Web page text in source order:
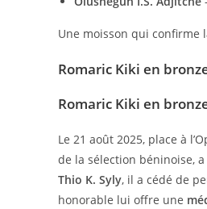
Une moisson qui confirme
Romaric Kiki en
Romaric Kiki en
Le 21 août 2025, place à
de la sélection béninoise,
Thio K. Syly, il a cédé de
honorable lui offre une